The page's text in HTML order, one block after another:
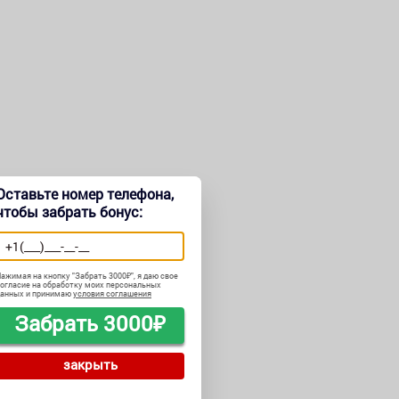
номер телефона,
забрать бонус:
на кнопку "Забрать 3000₽", я даю свое
на обработку моих персональных
и принимаюусловия соглашения
Забрать 3000₽
закрыть